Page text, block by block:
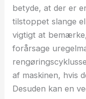
betyde, at der er
tilstoppet slange
vigtigt at
forårsage
af maskinen, hvis
Desuden kan en